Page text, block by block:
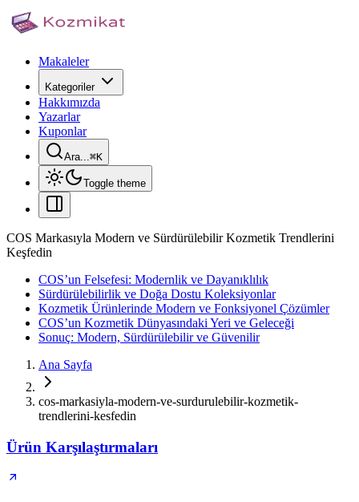
Makaleler
Kategoriler
Hakkımızda
Yazarlar
Kuponlar
Ara...⌘K
Toggle theme
COS Markasıyla Modern ve Sürdürülebilir Kozmetik Trendlerini
Keşfedin
COS’un Felsefesi: Modernlik ve Dayanıklılık
Sürdürülebilirlik ve Doğa Dostu Koleksiyonlar
Kozmetik Ürünlerinde Modern ve Fonksiyonel Çözümler
COS’un Kozmetik Dünyasındaki Yeri ve Geleceği
Sonuç: Modern, Sürdürülebilir ve Güvenilir
Ana Sayfa
cos-markasiyla-modern-ve-surdurulebilir-kozmetik-
trendlerini-kesfedin
Ürün Karşılaştırmaları